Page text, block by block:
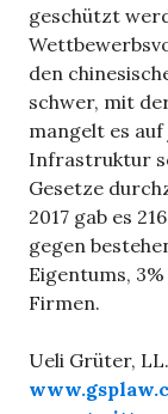
geschützt
den
schwer, mit
mangelt es
Infrastruktur
Gesetze
2017 gab es
gegen
Eigentums,
Firmen.
Ueli Grüter,